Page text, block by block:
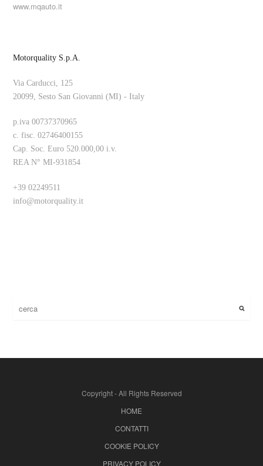
www.mqauto.it
Motorquality S.p.A.
Via Carducci, 125
20099, Sesto San Giovanni (MI) - Italy
p.iva 00737370965
c. fisc. 02746400155
Cap. Soc. Euro 520.000,00 i.v.
REA N° MI-931854
+39 02249511
info@motorquality.it
Copyright - All Rights Reserved
HOME
CONTATTI
COOKIE POLICY
PRIVACY POLICY